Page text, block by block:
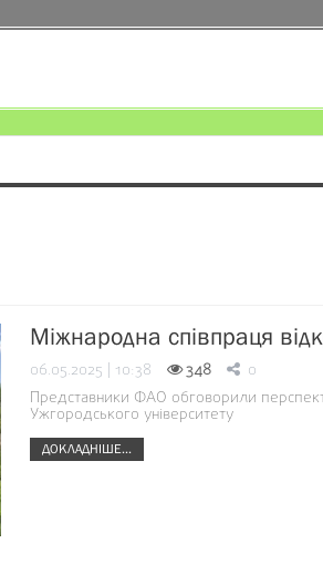
Міжнародна співпраця
06.05.2025 | 10:38 348 0
Представники ФАО обговорили
Ужгородського університету
ДОКЛАДНІШЕ...